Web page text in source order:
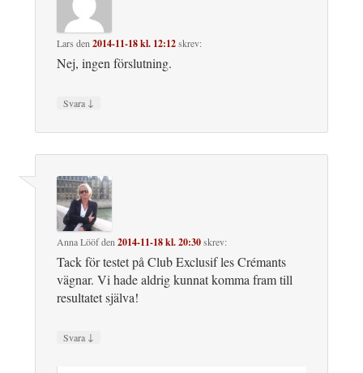
Lars den2014-11-18 kl. 12:12skrev:
Nej, ingen förslutning.
Svara ↓
Anna Lööfden2014-11-18 kl. 20:30skrev:
Tack för testet på Club Exclusif les Crémants
vägnar. Vi hade aldrig kunnat komma fram till
resultatet själva!
Svara ↓